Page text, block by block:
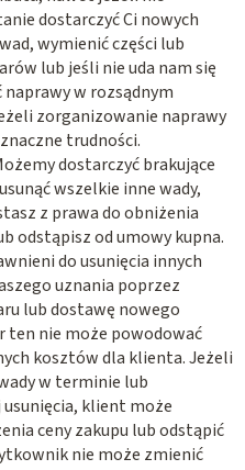
dostarczyć Ci nowych
wymienić części lub
lub jeśli nie uda nam się
w rozsądnym
zorganizowanie naprawy
trudności.
dostarczyć brakujące
wszelkie inne wady,
z prawa do obniżenia
odstąpisz od umowy kupna.
do usunięcia innych
uznania poprzez
lub dostawę nowego
ten nie może powodować
kosztów dla klienta. Jeżeli
w terminie lub
klient może
ceny zakupu lub odstąpić
nie może zmienić